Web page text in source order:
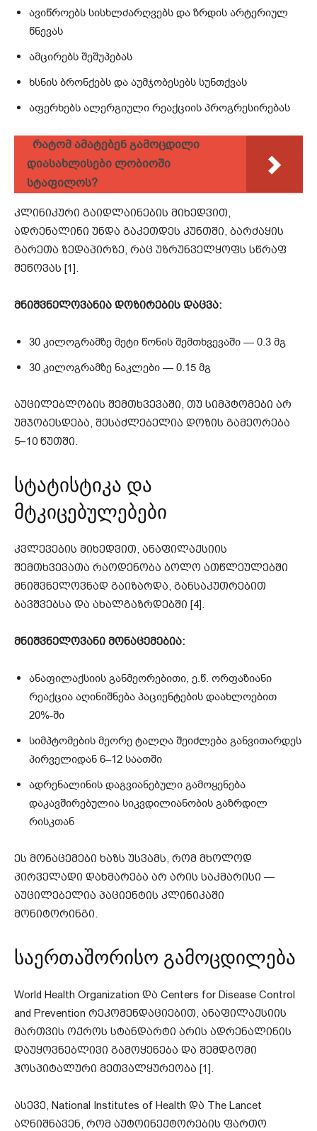
ავიწროებს სისხლძარღვებს და ზრდის არტერიულ
წნევას
ამცირებს შეშუპებას
ხსნის ბრონქებს და აუმჯობესებს სუნთქვას
აფერხებს ალერგიული რეაქციის პროგრესირებას
რატომ ამატებენ გამოცდილი
დიასახლისები ლობიოში
სტაფილოს?
კლინიკური გაიდლაინების მიხედვით,
ადრენალინი უნდა გაკეთდეს კუნთში, ბარძაყის
გარეთა ზედაპირზე, რაც უზრუნველყოფს სწრაფ
შეწოვას [1].
მნიშვნელოვანია დოზირების დაცვა:
30 კილოგრამზე მეტი წონის შემთხვევაში — 0.3 მგ
30 კილოგრამზე ნაკლები — 0.15 მგ
აუცილებლობის შემთხვევაში, თუ სიმპტომები არ
უმჯობესდება, შესაძლებელია დოზის გამეორება
5–10 წუთში.
სტატისტიკა და
მტკიცებულებები
კვლევების მიხედვით, ანაფილაქსიის
შემთხვევათა რაოდენობა ბოლო ათწლეულებში
მნიშვნელოვნად გაიზარდა, განსაკუთრებით
ბავშვებსა და ახალგაზრდებში [4].
მნიშვნელოვანი მონაცემებია:
ანაფილაქსიის განმეორებითი, ე.წ. ორფაზიანი
რეაქცია აღინიშნება პაციენტების დაახლოებით
20%-ში
სიმპტომების მეორე ტალღა შეიძლება განვითარდეს
პირველიდან 6–12 საათში
ადრენალინის დაგვიანებული გამოყენება
დაკავშირებულია სიკვდილიანობის გაზრდილ
რისკთან
ეს მონაცემები ხაზს უსვამს, რომ მხოლოდ
პირველადი დახმარება არ არის საკმარისი —
აუცილებელია პაციენტის კლინიკაში
მონიტორინგი.
საერთაშორისო გამოცდილება
World Health Organization და Centers for Disease Control
and Prevention რეკომენდაციებით, ანაფილაქსიის
მართვის ოქროს სტანდარტი არის ადრენალინის
დაუყოვნებლივი გამოყენება და შემდგომი
ჰოსპიტალური მეთვალყურეობა [1].
ასევე, National Institutes of Health და The Lancet
აღნიშნავენ, რომ აუტოინექტორების ფართო